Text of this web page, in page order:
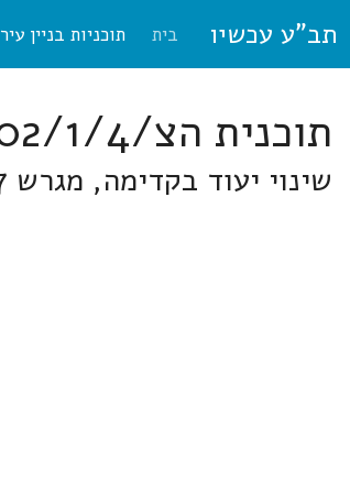
תב"ע עכשיו בית תוכניות בניין עיר
תוכנית הצ/202/1/4 שרונים
שינוי יעוד בקדימה, מגרש 2237